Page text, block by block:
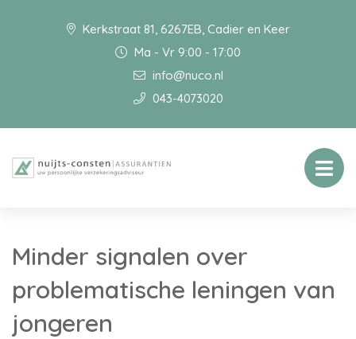
Kerkstraat 81, 6267EB, Cadier en Keer
Ma - Vr 9:00 - 17:00
info@nuco.nl
043-4073020
Minder signalen over
problematische leningen van
jongeren